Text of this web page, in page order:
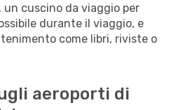
un cuscino da viaggio per
durante il viaggio, e
come libri, riviste o
aeroporti di